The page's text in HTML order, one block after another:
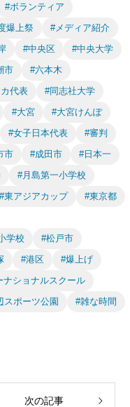
#ボランティア
爆上祭
#メディア紹介
#中央区
#中央大学
市
#六本木
代表
#同志社大学
#大宮
#大宮けんぽ
#女子日本代表
#審判
市 #成田市
#日本一
#月島第一小学校
#東アジアカップ
#東京都
学校
#松戸市
#港区
#爆上げ
ナショナルスクール
スポーツ公園
#雑な時間
次の記事